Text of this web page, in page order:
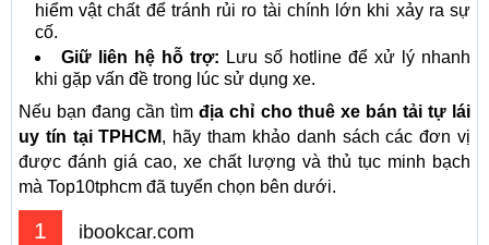
hiểm vật chất để tránh rủi ro tài chính lớn khi xảy ra sự
cố.
Giữ liên hệ hỗ trợ: Lưu số hotline để xử lý nhanh
khi gặp vấn đề trong lúc sử dụng xe.
Nếu bạn đang cần tìmđịa chỉ cho thuê xe bán tải tự lái
uy tín tại TPHCM, hãy tham khảo danh sách các đơn vị
được đánh giá cao, xe chất lượng và thủ tục minh bạch
mà Top10tphcm đã tuyển chọn bên dưới.
1 ibookcar.com